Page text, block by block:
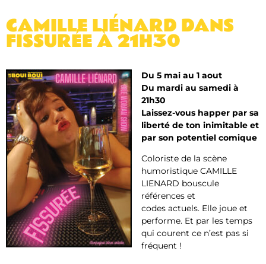
CAMILLE LIÉNARD DANS
FISSURÉE À 21H30
Du 5 mai au 1 aout
Du mardi au samedi à
21h30
Laissez-vous happer par sa
liberté de ton inimitable et
par son potentiel comique
Coloriste de la scène
humoristique CAMILLE
LIENARD bouscule
références et
codes actuels. Elle joue et
performe. Et par les temps
qui courent ce n’est pas si
fréquent !